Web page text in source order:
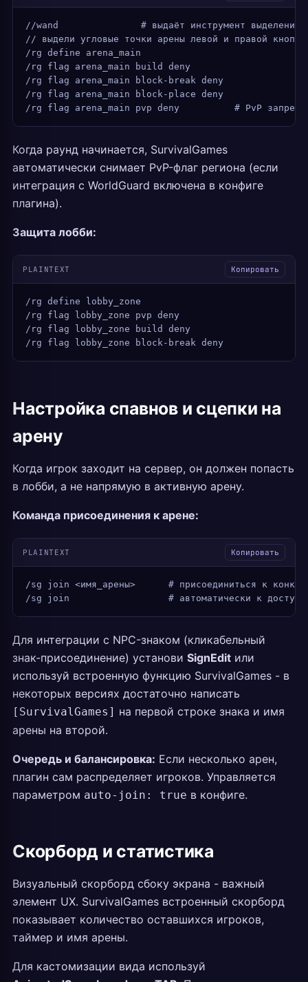
//wand               # выдаёт инструмент выделения
// выдели угловые точки арены левой и правой
/rg define arena_main
/rg flag arena_main build deny
/rg flag arena_main block-break deny
/rg flag arena_main block-place deny
/rg flag arena_main pvp deny          # PvP запрещён
Когда раунд начинается, SurvivalGames
автоматически снимает PvP-флаг региона (если
интеграция с WorldGuard включена в конфиге
плагина).
Защита лобби:
PLAINTEXT Копировать
/rg define lobby_zone
/rg flag lobby_zone pvp deny
/rg flag lobby_zone build deny
/rg flag lobby_zone block-break deny
Настройка спавнов и сцепки на
арену
Когда игрок заходит на сервер, он должен попасть
в лобби, а не напрямую в активную арену.
Команда присоединения к арене:
PLAINTEXT Копировать
/sg join <имя_арены>      # присоединиться к
/sg join                  # автоматически к
Для интеграции с NPC-знаком (кликабельный
знак-присоединение) установи SignEdit или
используй встроенную функцию SurvivalGames - в
некоторых версиях достаточно написать
[SurvivalGames] на первой строке знака и имя
арены на второй.
Очередь и балансировка: Если несколько арен,
плагин сам распределяет игроков. Управляется
параметром auto-join: true в конфиге.
Скорборд и статистика
Визуальный скорборд сбоку экрана - важный
элемент UX. SurvivalGames встроенный скорборд
показывает количество оставшихся игроков,
таймер и имя арены.
Для кастомизации вида используй